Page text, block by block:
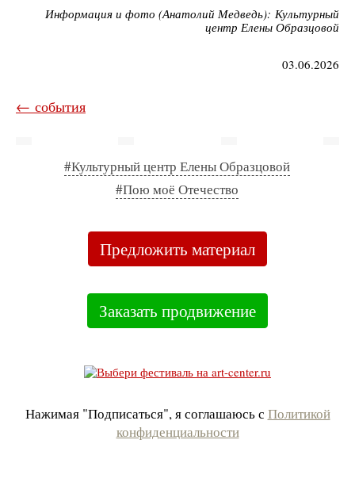
Информация и фото (Анатолий Медведь): Культурный
центр Елены Образцовой
03.06.2026
← события
#Культурный центр Елены Образцовой
#Пою моё Отечество
Предложить материал
Заказать продвижение
Нажимая "Подписаться", я соглашаюсь с Политикой
конфиденциальности